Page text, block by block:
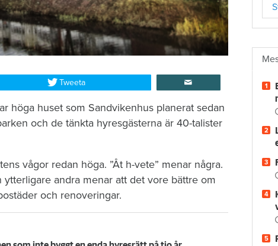
Tweeta
höga huset som Sandvikenhus planerat sedan
och de tänkta hyresgästerna är 40-talister
vågor redan höga. ”Åt h-vete” menar några.
andra menar att det vore bättre om
och renoveringar.